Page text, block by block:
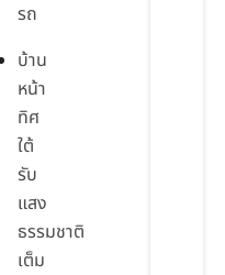
รถ
บ้าน
หน้า
ทิศ
ใต้
รับ
แสง
ธรรมชาติ
เต็ม